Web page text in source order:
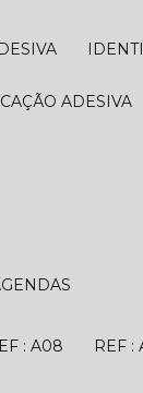
ADESIVA
AGENDAS
REF : A08 REF